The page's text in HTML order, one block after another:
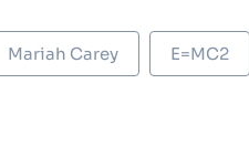
Mariah Carey E=MC2